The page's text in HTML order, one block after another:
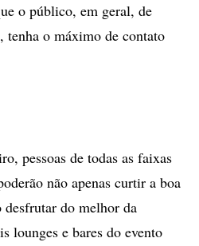
o público, em geral, de
tenha o máximo de contato
pessoas de todas as faixas
não apenas curtir a boa
desfrutar do melhor da
lounges e bares do evento